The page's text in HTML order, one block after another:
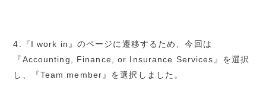
4.『I work in』のページに遷移するため、今回は
『Accounting, Finance, or Insurance Services』を選択
し、『Team member』を選択しました。